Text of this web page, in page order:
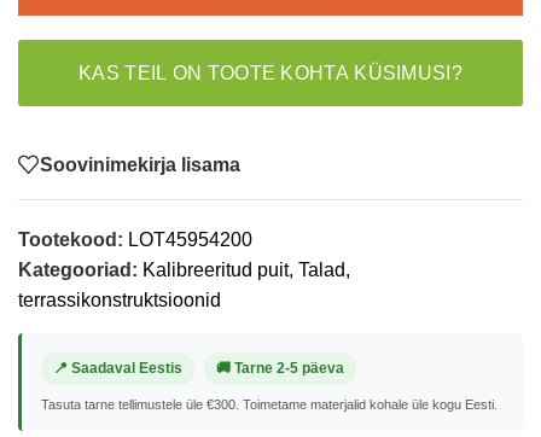
KAS TEIL ON TOOTE KOHTA KÜSIMUSI?
Soovinimekirja lisama
Tootekood: LOT45954200
Kategooriad: Kalibreeritud puit, Talad,
terrassikonstruktsioonid
📍 Saadaval Eestis 🚚 Tarne 2-5 päeva
Tasuta tarne tellimustele üle €300. Toimetame materjalid kohale üle kogu Eesti.